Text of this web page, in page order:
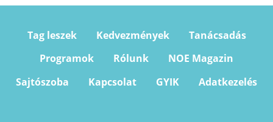
Tag leszek Kedvezmények
Tanácsadás
Programok
Rólunk
NOE Magazin
Sajtószoba
Kapcsolat GYIK Adatkezelés